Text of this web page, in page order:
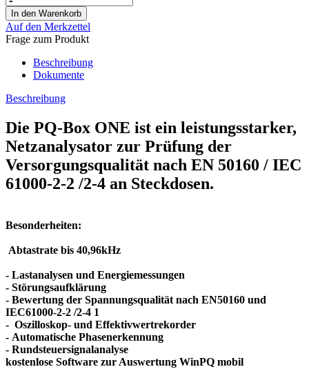
Auf den Merkzettel
Frage zum Produkt
Beschreibung
Dokumente
Beschreibung
Die PQ-Box ONE ist ein leistungsstarker,
Netzanalysator zur Prüfung der
Versorgungsqualität nach EN 50160 / IEC
61000-2-2 /2-4 an Steckdosen.
Besonderheiten:
Abtastrate bis 40,96kHz
- Lastanalysen und Energiemessungen
- Störungsaufklärung
- Bewertung der Spannungsqualität nach EN50160 und
IEC61000-2-2 /2-4 1
- Oszilloskop- und Effektivwertrekorder
- Automatische Phasenerkennung
- Rundsteuersignalanalyse
kostenlose Software zur Auswertung WinPQ mobil